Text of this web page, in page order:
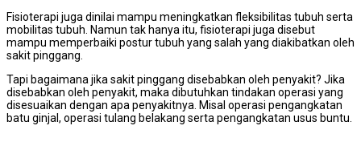
Fisioterapi juga dinilai mampu meningkatkan fleksibilitas tubuh serta
mobilitas tubuh. Namun tak hanya itu, fisioterapi juga disebut
mampu memperbaiki postur tubuh yang salah yang diakibatkan oleh
sakit pinggang.
Tapi bagaimana jika sakit pinggang disebabkan oleh penyakit? Jika
disebabkan oleh penyakit, maka dibutuhkan tindakan operasi yang
disesuaikan dengan apa penyakitnya. Misal operasi pengangkatan
batu ginjal, operasi tulang belakang serta pengangkatan usus buntu.